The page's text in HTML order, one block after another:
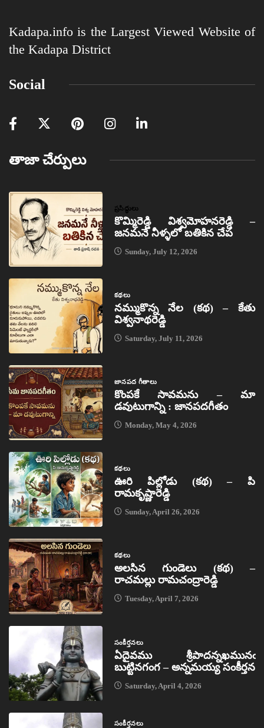
Kadapa.info is the Largest Viewed Website of
the Kadapa District
Social
తాజా చేర్పులు
ప్రసిద్ధులు
కొమ్మిరెడ్డి విశ్వమోహనరెడ్డి –
జనమనే నీళ్ళలో బతికిన చేప
Sunday, July 12, 2026
కథలు
నమ్ముకొన్న నేల (కథ) – కేతు
విశ్వనాథరెడ్డి
Saturday, July 11, 2026
జానపద గీతాలు
కొంపకే సావమను – మా
డవుటుగాన్ని : జానపదగీతం
Monday, May 4, 2026
కథలు
ఊరి పిల్లోడు (కథ) – పి
రామకృష్ణారెడ్డి
Sunday, April 26, 2026
కథలు
అలసిన గుండెలు (కథ) –
రాచమల్లు రామచంద్రారెడ్డి
Tuesday, April 7, 2026
సంకీర్తనలు
ఏదైవము శ్రీపాదన్నఖమునఁ
బుట్టినగంగ – అన్నమయ్య సంకీర్తన
Saturday, April 4, 2026
సంకీర్తనలు